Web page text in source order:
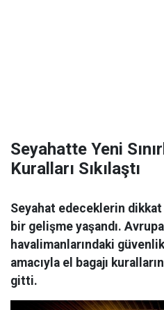
Seyahatte Yeni
Kuralları Sıkılaştı
Seyahat edeceklerin
bir gelişme yaşandı.
havalimanlarındaki
amacıyla el bagajı
gitti.